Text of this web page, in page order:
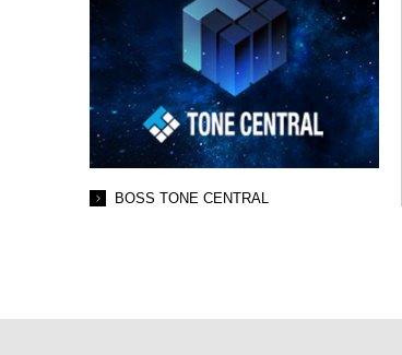
BOSS TONE CENTRAL